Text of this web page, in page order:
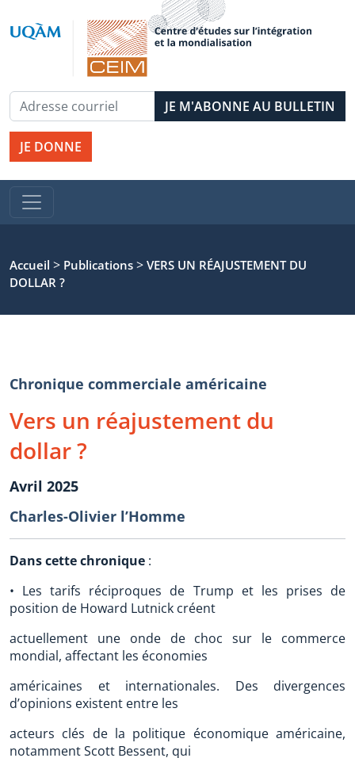
JE DONNE
Accueil > Publications > VERS UN RÉAJUSTEMENT DU
DOLLAR ?
Chronique commerciale américaine
Vers un réajustement du
dollar ?
Avril 2025
Charles-Olivier l’Homme
Dans cette chronique :
• Les tarifs réciproques de Trump et les prises de
position de Howard Lutnick créent
actuellement une onde de choc sur le commerce
mondial, affectant les économies
américaines et internationales. Des divergences
d’opinions existent entre les
acteurs clés de la politique économique américaine,
notamment Scott Bessent, qui